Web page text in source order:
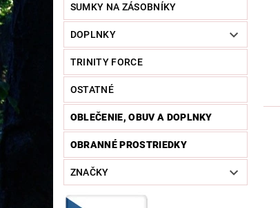
SUMKY NA ZÁSOBNÍKY
DOPLNKY
TRINITY FORCE
OSTATNÉ
OBLEČENIE, OBUV A DOPLNKY
OBRANNÉ PROSTRIEDKY
ZNAČKY